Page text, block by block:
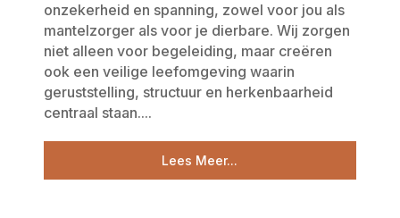
onzekerheid en spanning, zowel voor jou als
mantelzorger als voor je dierbare. Wij zorgen
niet alleen voor begeleiding, maar creëren
ook een veilige leefomgeving waarin
geruststelling, structuur en herkenbaarheid
centraal staan....
Lees Meer...